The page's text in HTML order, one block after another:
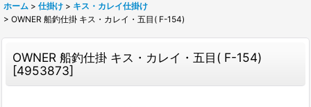
ホーム > 仕掛け > キス・カレイ仕掛け
> OWNER 船釣仕掛 キス・カレイ・五目( F-154)
OWNER 船釣仕掛 キス・カレイ・五目( F-154)
[4953873]